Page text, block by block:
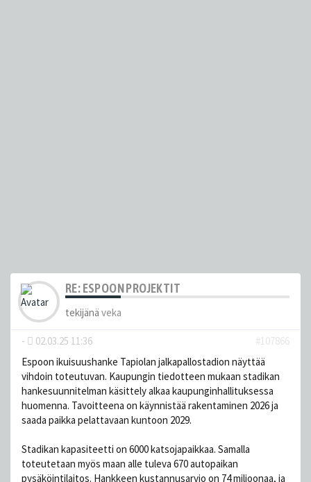
RE: ESPOON PROJEKTIT
tekijänä veka
- 02.03.25 11:36
#107866
Espoon ikuisuushanke Tapiolan jalkapallostadion näyttää
vihdoin toteutuvan. Kaupungin tiedotteen mukaan stadikan
hankesuunnitelman käsittely alkaa kaupunginhallituksessa
huomenna. Tavoitteena on käynnistää rakentaminen 2026 ja
saada paikka pelattavaan kuntoon 2029.
Stadikan kapasiteetti on 6000 katsojapaikkaa. Samalla
toteutetaan myös maan alle tuleva 670 autopaikan
pysäköintilaitos. Hankkeen kustannusarvio on 74 miljoonaa, ja